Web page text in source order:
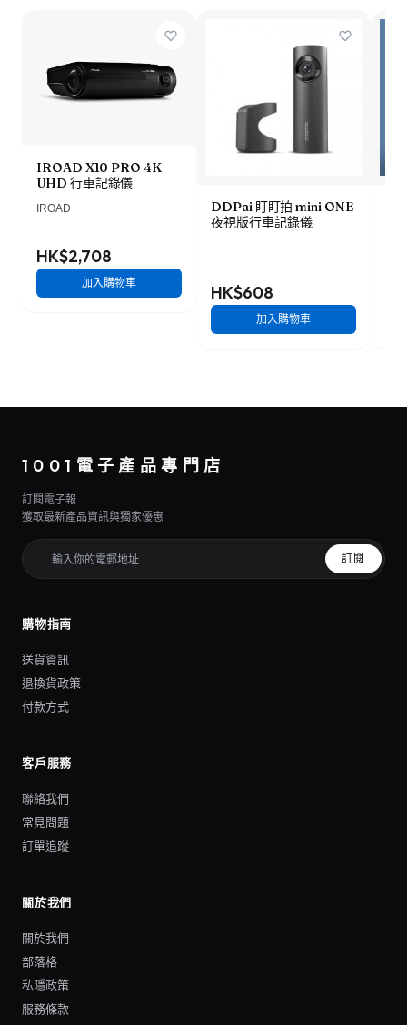
IROAD X10 PRO 4K
UHD 行車記錄儀
IROAD
HK$2,708
加入購物車
DDPai 盯盯拍 mini ONE
夜視版行車記錄儀
HK$608
加入購物車
1001電子產品專門店
訂閱電子報
獲取最新產品資訊與獨家優惠
訂閱
購物指南
送貨資訊
退換貨政策
付款方式
客戶服務
聯絡我們
常見問題
訂單追蹤
關於我們
關於我們
部落格
私隱政策
服務條款